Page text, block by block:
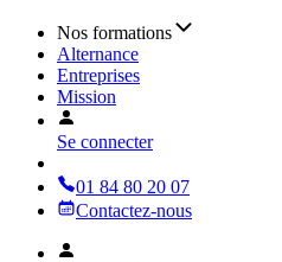
Nos formations
Alternance
Entreprises
Mission
Se connecter
01 84 80 20 07
Contactez-nous